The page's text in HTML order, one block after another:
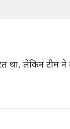
था, लेकिन टीम ने